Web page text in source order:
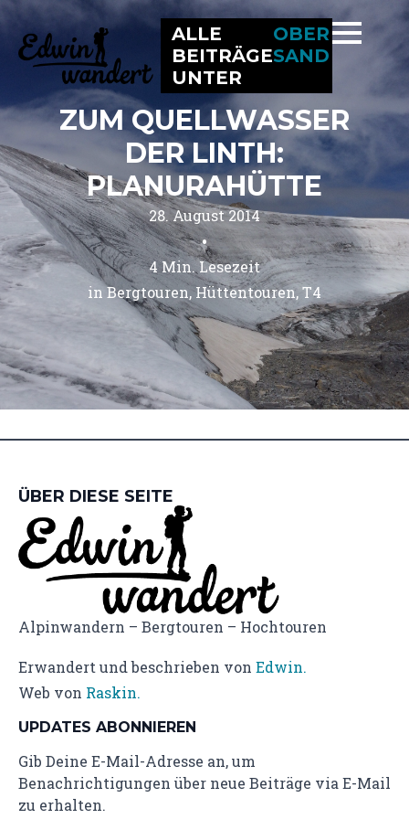
ALLE
BEITRÄGE
UNTER
OBER
SAND
ZUM QUELLWASSER
DER LINTH:
PLANURAHÜTTE
28. August 2014
•
4 Min. Lesezeit
in Bergtouren Hüttentouren T4
ÜBER DIESE SEITE
Alpinwandern – Bergtouren – Hochtouren
Erwandert und beschrieben von Edwin.
Web von Raskin.
UPDATES ABONNIEREN
Gib Deine E-Mail-Adresse an, um
Benachrichtigungen über neue Beiträge via E-Mail
zu erhalten.